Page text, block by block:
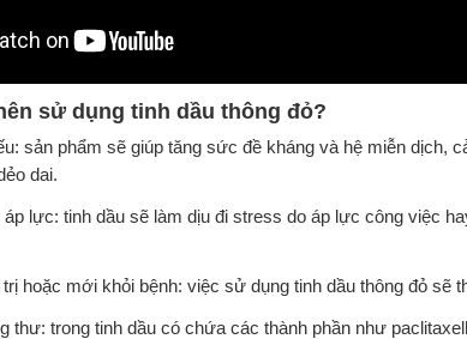
sử dụng tinh dầu thông đỏ?
sản phẩm sẽ giúp tăng sức đề kháng và hệ miễn dịch,
dai.
lực: tinh dầu sẽ làm dịu đi stress do áp lực công việc
hoặc mới khỏi bệnh: việc sử dụng tinh dầu thông đỏ sẽ
thư: trong tinh dầu có chứa các thành phần như